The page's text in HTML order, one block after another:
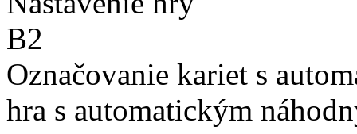
B2
Označovanie kariet s
hra s automatickým